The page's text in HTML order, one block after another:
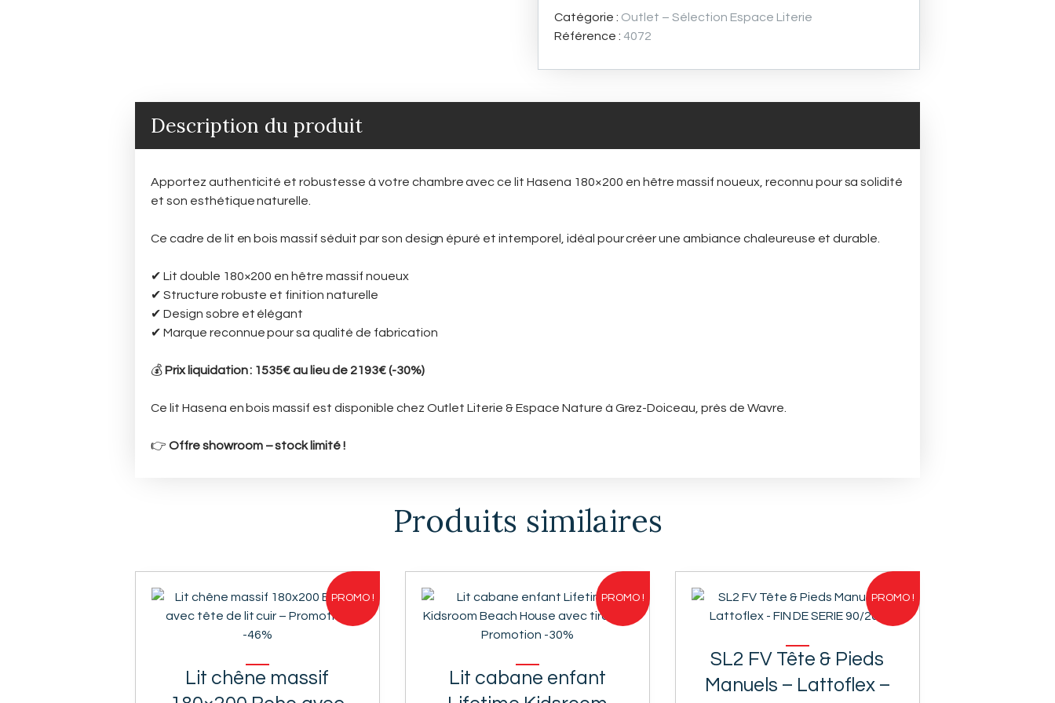
massif
–
-30%
a
g
b
o
t
e
e
t
e
Catégorie : Outlet – Sélection Espace Literie
Référence : 4072
Description du produit
Apportez authenticité et robustesse à votre chambre avec ce lit Hasena 180×200 en hêtre massif noueux, reconnu pour sa solidité
et son esthétique naturelle.
Ce cadre de lit en bois massif séduit par son design épuré et intemporel, idéal pour créer une ambiance chaleureuse et durable.
✔ Lit double 180×200 en hêtre massif noueux
✔ Structure robuste et finition naturelle
✔ Design sobre et élégant
✔ Marque reconnue pour sa qualité de fabrication
💰 Prix liquidation : 1535€ au lieu de 2193€ (-30%)
Ce lit Hasena en bois massif est disponible chez Outlet Literie & Espace Nature à Grez-Doiceau, près de Wavre.
👉 Offre showroom – stock limité !
Produits similaires
PROMO !
Lit chêne massif
PROMO !
Lit cabane enfant
PROMO !
SL2 FV Tête & Pieds
Manuels – Lattoflex –